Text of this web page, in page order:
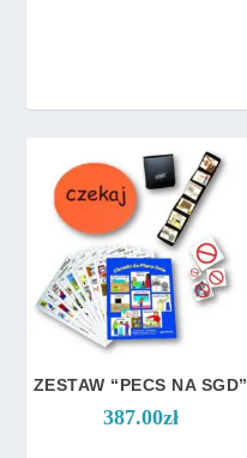
n
:
d
3
7
0
ZESTAW “PECS NA SGD”
387.00zł